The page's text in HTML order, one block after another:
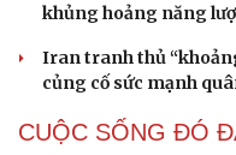
Du lịch
Tư vấn
khủng hoảng năng
Iran tranh thủ
củng cố sức mạnh
CUỘC SỐNG ĐÓ